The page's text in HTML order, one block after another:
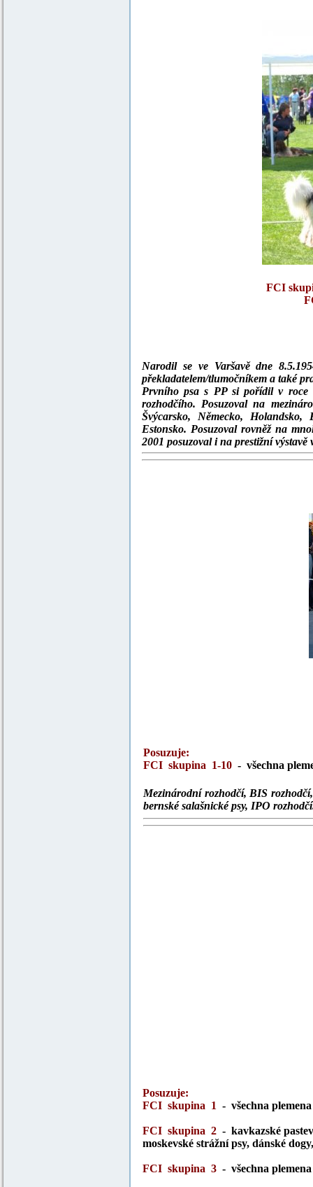
FCI
Narodil se ve Varšavě dne
překladatelem/tlumočníkem a také
Prvního psa s PP si pořídil v roce
rozhodčího. Posuzoval na
Švýcarsko, Německo,
Estonsko. Posuzoval rovněž na
2001 posuzoval i na prestižní výstavě
Posuzuje:
FCI skupina 1-10 - všechna
Mezinárodní rozhodčí, BIS
bernské salašnické psy, IPO
Posuzuje:
FCI skupina 1 - všechna plemena
FCI skupina 2 - kavkazské
moskevské strážní psy, dánské
FCI skupina 3 - všechna plemena